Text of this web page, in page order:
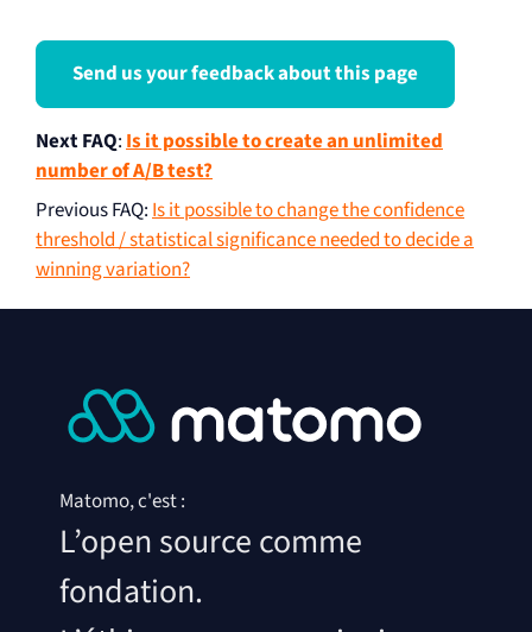
Send us your feedback about this page
Next FAQ: Is it possible to create an unlimited
number of A/B test?
Previous FAQ: Is it possible to change the confidence
threshold / statistical significance needed to decide a
winning variation?
Matomo, c'est :
L’open source comme
fondation.